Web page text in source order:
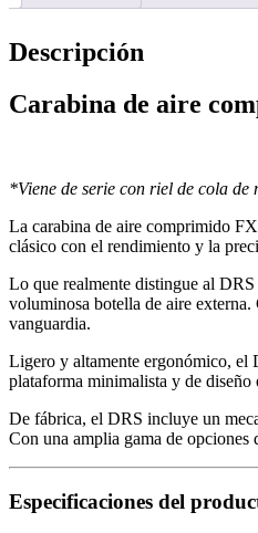
Descripción
Carabina de aire
*Viene de serie con riel de cola de
La carabina de aire comprimido
clásico con el rendimiento y la
Lo que realmente distingue al
voluminosa botella de aire
vanguardia.
Ligero y altamente ergonómico, el
plataforma minimalista y de diseño
De fábrica, el DRS incluye un
Con una amplia gama de opciones
Especificaciones del